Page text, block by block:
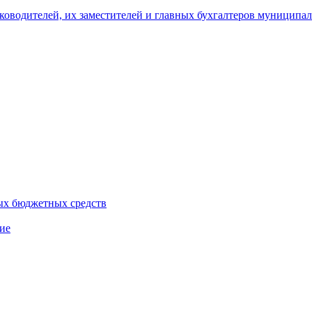
их заместителей и главных бухгалтеров
бюджетных средств